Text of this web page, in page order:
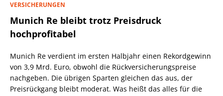
VERSICHERUNGEN
Munich Re bleibt trotz Preisdruck
hochprofitabel
Munich Re verdient im ersten Halbjahr einen Rekordgewinn
von 3,9 Mrd. Euro, obwohl die Rückversicherungspreise
nachgeben. Die übrigen Sparten gleichen das aus, der
Preisrückgang bleibt moderat. Was heißt das alles für die